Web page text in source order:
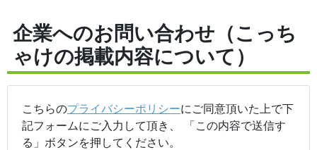
企業へのお問い合わせ（こっち
ゃけの掲載内容について）
こちらのプライバシーポリシーにご同意頂いた上で下
記フォームにご入力して頂き、 「この内容で送信す
る」ボタンを押してください。